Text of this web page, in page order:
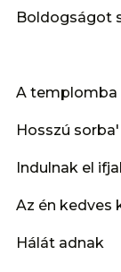
Boldogságot
A templomba
Hosszú sorba'
Indulnak el
Az én kedves
Hálát adnak